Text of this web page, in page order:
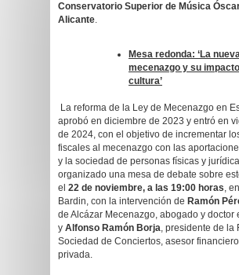
Conservatorio Superior de Música
Alicante.
Mesa redonda: ‘La
mecenazgo y su
cultura’
La reforma de la Ley de Mecenazgo en
aprobó en diciembre de 2023 y entró en
de 2024, con el objetivo de incrementar
fiscales al mecenazgo con las
y la sociedad de personas físicas y
organizado una mesa de debate sobre
el 22 de noviembre, a las 19:00 horas,
Bardin, con la intervención de Ramón
de Alcázar Mecenazgo, abogado y doctor
y Alfonso Ramón Borja, presidente de la
Sociedad de Conciertos, asesor
privada.